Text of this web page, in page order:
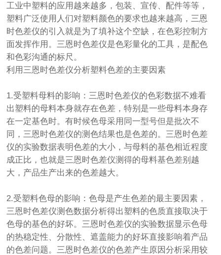
工业中塑料的应用越来越多，包装、宣传、配件等等，
塑料广泛使用人们对塑料颜色的要求也越来越高，三恩
时色差仪的引入就是为了填补这个空缺，在色彩控制方
面发挥作用。三恩时色差仪是色彩量化的工具，是配色
和色彩沟通的标尺。
利用三恩时色差仪分析塑料色差的主要因素
1.受塑料母料的影响：三恩时色差仪的色彩数据不难看
出塑料的母料本身就存在色差，特别是一些母料本身存
在一定基色时。有时候色母采用同一型号但是批次不
同，三恩时色差仪的测色结果也是色差的。三恩时色差
仪的实验数据表明色差的大小，与母料的基色相近程度
成正比，也就是三恩时色差仪测得的母料基色差别越
大，产品生产出来的色差越大。
2.受塑料色母的影响：色母是产生色差的最主要因素，
三恩时色差仪测色数据分析得出塑料的色质直接取决于
色母的基色的好坏。三恩时色差仪的实验数据显示色母
的热稳定性、分散性、遮盖能力的好坏直接影响着产品
的色差问题。三恩时色差仪的色差产生原因分析采用较